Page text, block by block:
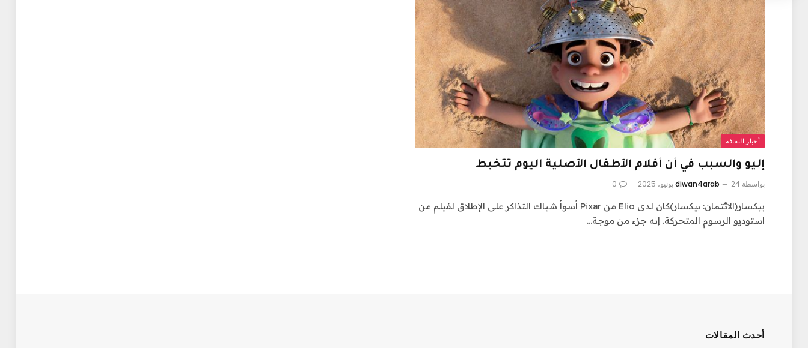
أخبار الثقافة
إليو والسبب في أن أفلام الأطفال الأصلية اليوم تتخبط
بواسطة diwan4arab 24 يونيو، 2025 0
بيكسار(الائتمان: بيكسار)كان لدى Elio من Pixar أسوأ شباك التذاكر على الإطلاق لفيلم من
استوديو الرسوم المتحركة. إنه جزء من موجة…
أحدث المقالات